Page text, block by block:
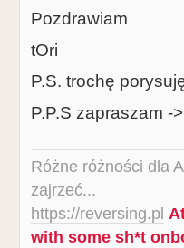
Pozdrawiam
tOri
P.S. trochę
P.P.S zapraszam -
Różne różności dla
zajrzeć...
https://reversing.pl
with some sh*t